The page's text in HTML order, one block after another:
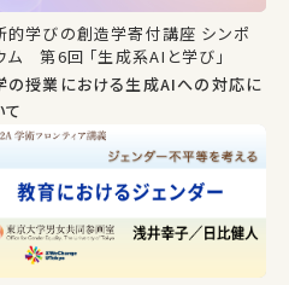
的学びの創造学寄付講座 シンポ
ム 第6回 「生成系AIと学び」
の授業における生成AIへの対応に
て